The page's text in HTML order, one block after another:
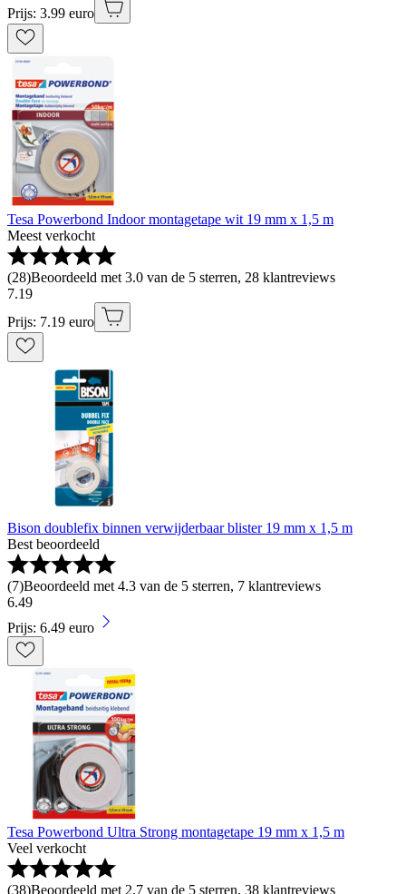
Prijs: 3.99 euro
Tesa Powerbond Indoor montagetape wit 19 mm x 1,5 m
Meest verkocht
(28)Beoordeeld met 3.0 van de 5 sterren, 28 klantreviews
7.19
Prijs: 7.19 euro
Bison doublefix binnen verwijderbaar blister 19 mm x 1,5 m
Best beoordeeld
(7)Beoordeeld met 4.3 van de 5 sterren, 7 klantreviews
6.49
Prijs: 6.49 euro
Tesa Powerbond Ultra Strong montagetape 19 mm x 1,5 m
Veel verkocht
(38)Beoordeeld met 2.7 van de 5 sterren, 38 klantreviews